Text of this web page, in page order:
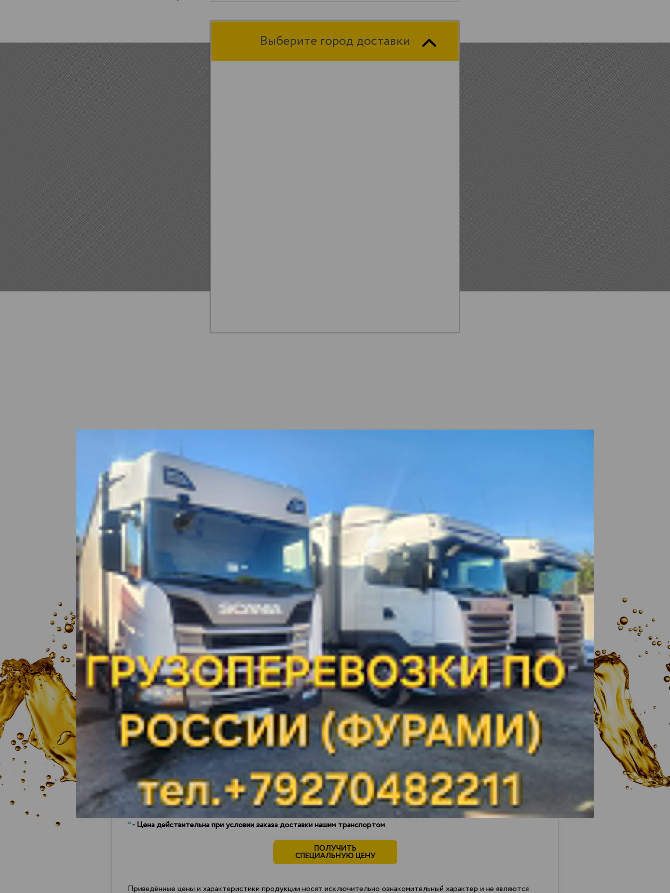
Выберите город доставки
СТОИМОСТЬ НЕФТЕПРОДУКТОВ НА 14 ИЮЛЯ 2026
ТАНЕКО ЕЩЁ ... ТАИФ-НК ГАЗ БАШКИРИЯ САМАРА
ОРЕНБУРГ
ЮГ
Продукт Цена за
тонну*
На дату Плотность
при наливе
Цена за литр* Расчет доставки
СУГ ПБТ 59 500 р.* 10-06-2026 0.540 32.13 р.* РАСЧЕТ ДОСТАВКИ
Бензин АИ-92 авто 151 000 р.* 10-06-2026 0.748 112.94 р. * РАСЧЕТ ДОСТАВКИ
Бензин АИ-95 авто 161 000 р. 10-06-2026 0.753 121.23 р. РАСЧЕТ ДОСТАВКИ
Масло МГ-8 140 000 р.* 10-06-2026 0.820 114.80 р.* РАСЧЕТ ДОСТАВКИ
Масло VHVI-6 127 800 р.* 15-05-2026 0.825 105.43 р.* РАСЧЕТ ДОСТАВКИ
Керосин ТС-1
ДТ-Л-К5 141 000 р.* 10-06-2026 0.821 115.76 р.* РАСЧЕТ ДОСТАВКИ
Масло МГА-18 127 800 р.* 15-05-2026 0.830 106.07 р.* РАСЧЕТ ДОСТАВКИ
*- Цена действительна при условии заказа доставки нашим транспортом
ПОЛУЧИТЬ
СПЕЦИАЛЬНУЮ ЦЕНУ
Приведённые цены и характеристики продукции носят исключительно ознакомительный характер и не являются